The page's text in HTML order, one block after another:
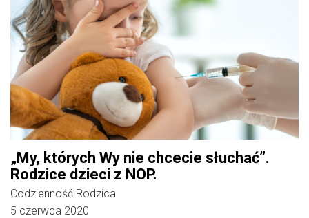
„My, których Wy nie chcecie słuchać”.
Rodzice dzieci z NOP.
Codzienność Rodzica
5 czerwca 2020